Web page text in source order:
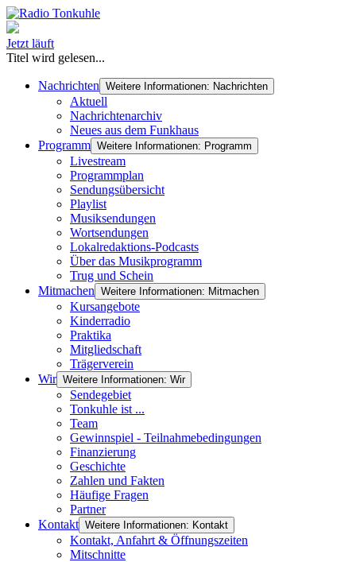
Jetzt läuft
Titel wird gelesen...
Nachrichten Weitere Informationen: Nachrichten
Aktuell
Nachrichtenarchiv
Neues aus dem Funkhaus
Programm Weitere Informationen: Programm
Livestream
Programmplan
Sendungsübersicht
Playlist
Musiksendungen
Wortsendungen
Lokalredaktions-Podcasts
Über das Musikprogramm
Trug und Schein
Mitmachen Weitere Informationen: Mitmachen
Kursangebote
Kinderradio
Praktika
Mitgliedschaft
Trägerverein
Wir Weitere Informationen: Wir
Sendegebiet
Tonkuhle ist ...
Team
Gewinnspiel - Teilnahmebedingungen
Finanzierung
Geschichte
Zahlen und Fakten
Häufige Fragen
Partner
Kontakt Weitere Informationen: Kontakt
Kontakt, Anfahrt & Öffnungszeiten
Mitschnitte